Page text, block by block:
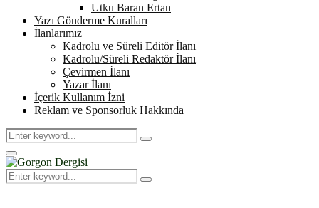
Utku Baran Ertan
Yazı Gönderme Kuralları
İlanlarımız
Kadrolu ve Süreli Editör İlanı
Kadrolu/Süreli Redaktör İlanı
Çevirmen İlanı
Yazar İlanı
İçerik Kullanım İzni
Reklam ve Sponsorluk Hakkında
Search
for:
Search
Primary
Menu
Search
for:
Search